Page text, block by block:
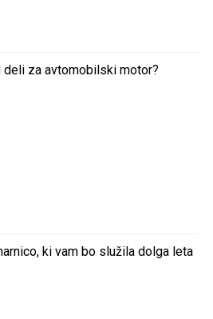
deli za avtomobilski motor?
ki vam bo služila dolga leta